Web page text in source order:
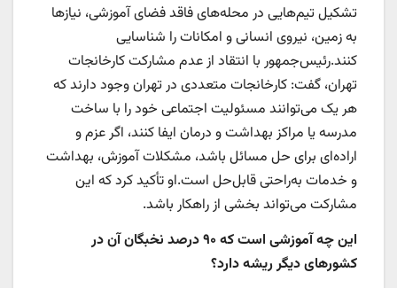
تشکیل تیم‌هایی در محله‌های فاقد فضای آموزشی، نیازها
به زمین، نیروی انسانی و امکانات را شناسایی
کنند.رئیس‌جمهور با انتقاد از عدم مشارکت کارخانجات
تهران، گفت: کارخانجات متعددی در تهران وجود دارند که
هر یک می‌توانند مسئولیت اجتماعی خود را با ساخت
مدرسه یا مراکز بهداشت و درمان ایفا کنند، اگر عزم و
اراده‌ای برای حل مسائل باشد، مشکلات آموزش، بهداشت
و خدمات به‌راحتی قابل‌حل است.او تأکید کرد که این
مشارکت می‌تواند بخشی از راهکار باشد.
این چه آموزشی است که ۹۰ درصد نخبگان آن در
کشورهای دیگر ریشه دارد؟